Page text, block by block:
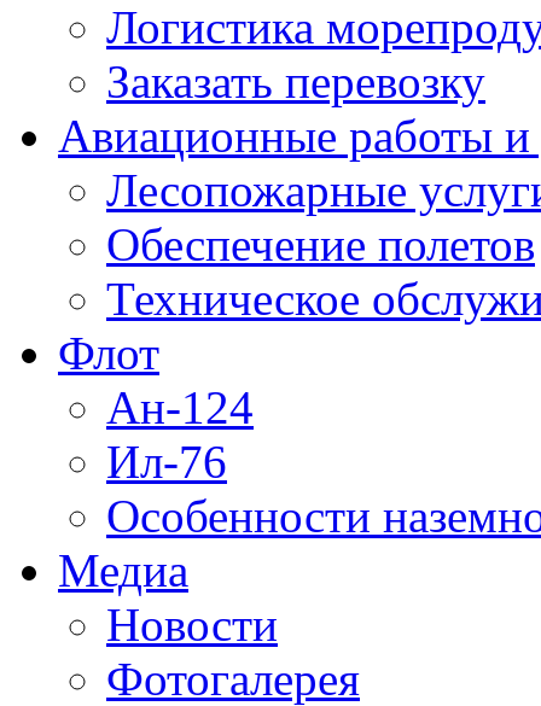
Логистика
Заказать перевозку
Авиационные работы и
Лесопожарные
Обеспечение полетов
Техническое
Флот
Ан-124
Ил-76
Особенности
Медиа
Новости
Фотогалерея